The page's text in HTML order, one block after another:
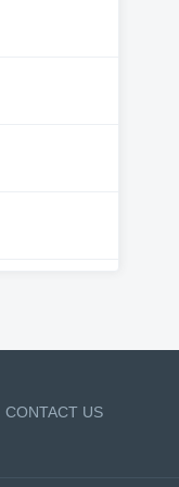
CONTACT US